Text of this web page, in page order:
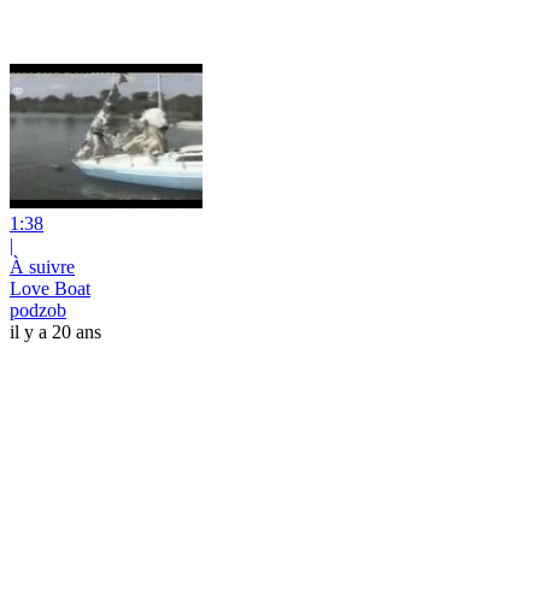
1:38
|
À suivre
Love Boat
podzob
il y a 20 ans